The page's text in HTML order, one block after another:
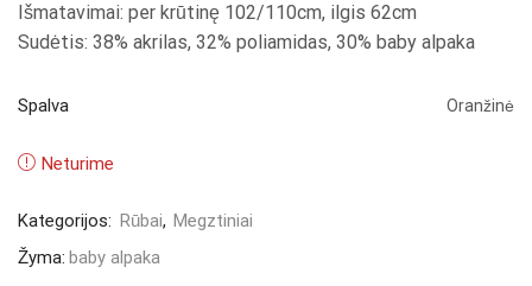
Išmatavimai: per krūtinę 102/110cm, ilgis 62cm
Sudėtis: 38% akrilas, 32% poliamidas, 30% baby alpaka
Spalva Oranžinė
Neturime
Kategorijos: Rūbai, Megztiniai
Žyma: baby alpaka